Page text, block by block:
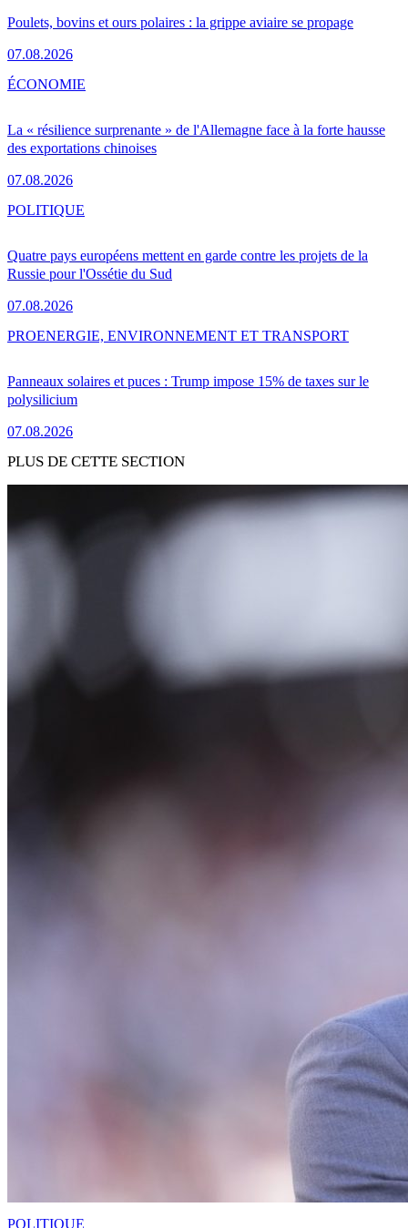
Poulets, bovins et ours polaires : la grippe aviaire se propage
07.08.2026
La « résilience surprenante » de l'Allemagne face à la forte hausse
des exportations chinoises
07.08.2026
ÉCONOMIE
Quatre pays européens mettent en garde contre les projets de la
Russie pour l'Ossétie du Sud
07.08.2026
POLITIQUE
Panneaux solaires et puces : Trump impose 15% de taxes sur le
polysilicium
07.08.2026
PROENERGIE, ENVIRONNEMENT ET TRANSPORT
PLUS DE CETTE SECTION
POLITIQUE